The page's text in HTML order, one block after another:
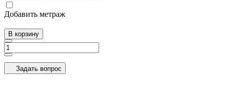
Добавить метраж
В корзину
Задать вопрос